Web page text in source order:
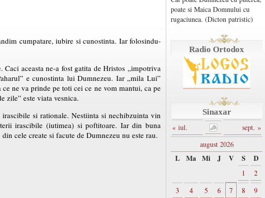
poate si Maica Domnului cu
rugaciunea. (Dicton patristic)
Radio Ortodox
Sinaxar
« iul.
sept. »
august 2026
L Ma Mi J V S D
1
2
3
4 5 6 7 8
9
cumpatare, iubire si cunostinta. Iar folosindu-
aceasta ne-a fost gatita de Hristos „impotriva
e cunostinta lui Dumnezeu. Iar „mila Lui”
ne va prinde pe toti cei ce ne vom mantui, ca pe
zile” este viata vesnica.
si rationale. Nestiinta si nechibzuinta vin
irascibile (iutimea) si poftitoare. Iar din buna
cele create si facute de Dumnezeu nu este rau.